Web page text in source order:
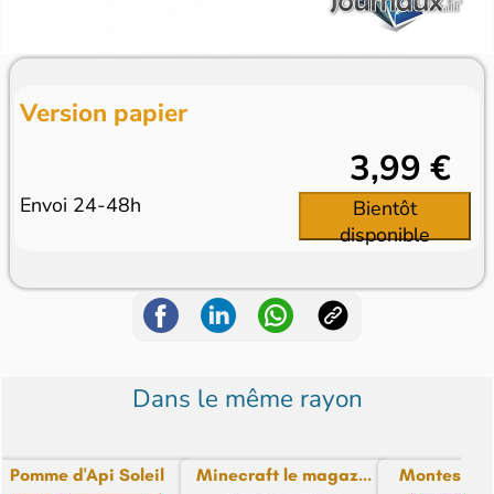
Version papier
Envoi 24-48h
3,99 €
Bientôt
disponible
Dans le même rayon
Pomme d'Api Soleil Minecraft le magaz... Montessori